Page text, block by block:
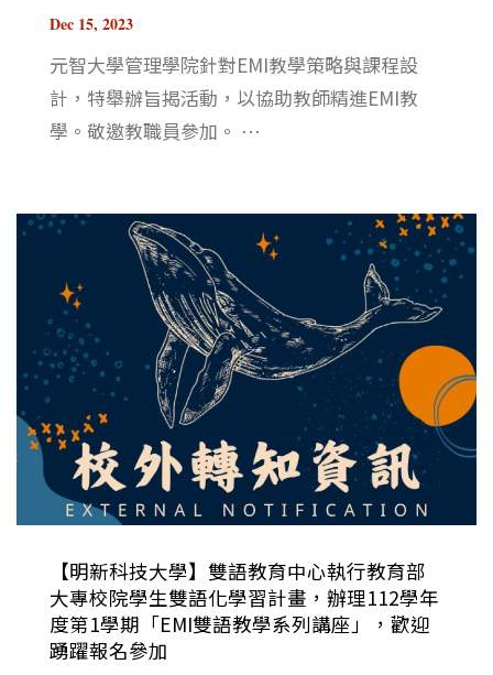
Dec 15, 2023
元智大學管理學院針對EMI教學策略與課程設
計，特舉辦旨揭活動，以協助教師精進EMI教
學。敬邀教職員參加。 ⋯
【明新科技大學】雙語教育中心執行教育部
大專校院學生雙語化學習計畫，辦理112學年
度第1學期「EMI雙語教學系列講座」，歡迎
踴躍報名參加